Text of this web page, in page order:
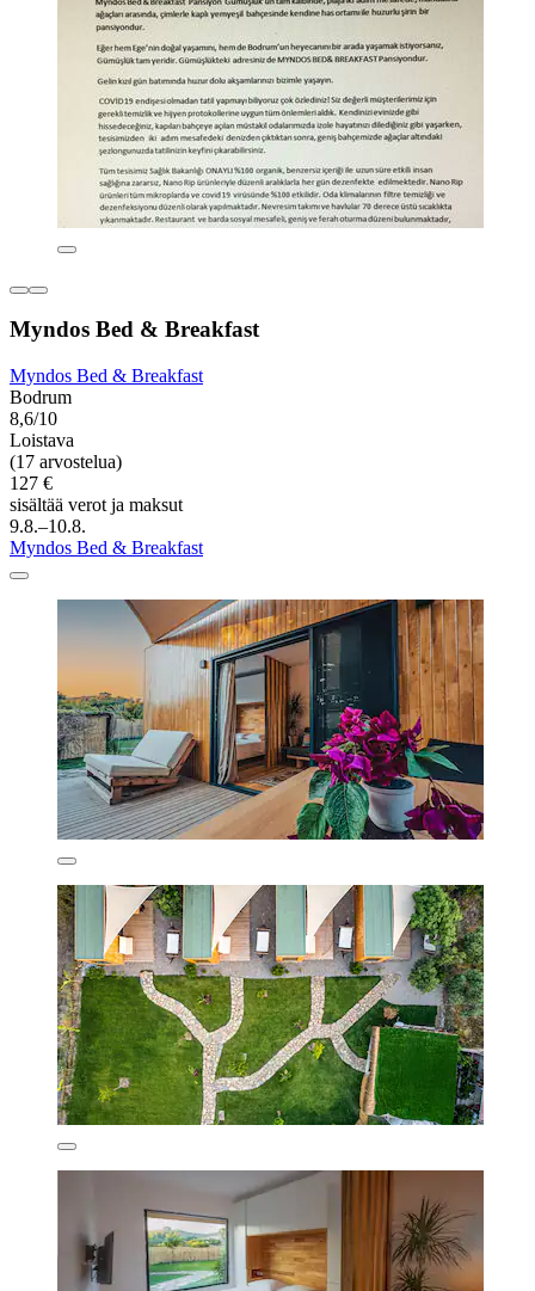
Myndos Bed & Breakfast
Myndos Bed & Breakfast
Bodrum
8,6/10
Loistava
(17 arvostelua)
127 €
sisältää verot ja maksut
9.8.–10.8.
Myndos Bed & Breakfast